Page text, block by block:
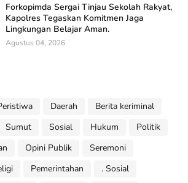
Forkopimda Sergai Tinjau Sekolah Rakyat,
Kapolres Tegaskan Komitmen Jaga
Lingkungan Belajar Aman.
Agustus 04, 2026
Daerah
Berita keriminal
Sumut Sosial Hukum
Politik
Opini Publik
Seremoni
Pemerintahan
. Sosial